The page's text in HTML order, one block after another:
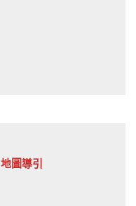
地圖導引